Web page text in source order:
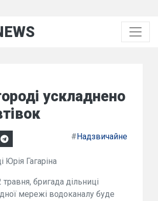
ускладнено
#Надзвичайне
Юрія Гагаріна
травня, бригада дільниці
мережі водоканалу буде